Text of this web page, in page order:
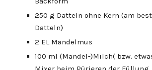
250 g Datteln ohne Kern (am
Datteln)
2 EL Mandelmus
100 ml (Mandel-)Milch( bzw.